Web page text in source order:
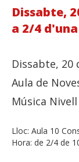
Dissabte,
a 2/4
Dissabte, 20
Aula de
Música
Lloc: Aula 10
Hora: de 2/4 de